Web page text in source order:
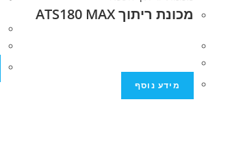
מכונת ריתוך ATS180 MAX
מידע נוסף